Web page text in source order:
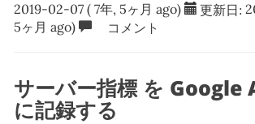
2019-02-07 ( 7年, 5ヶ月 ago) 更新日:
5ヶ月 ago)
コメント
サーバー指標 を
に記録する